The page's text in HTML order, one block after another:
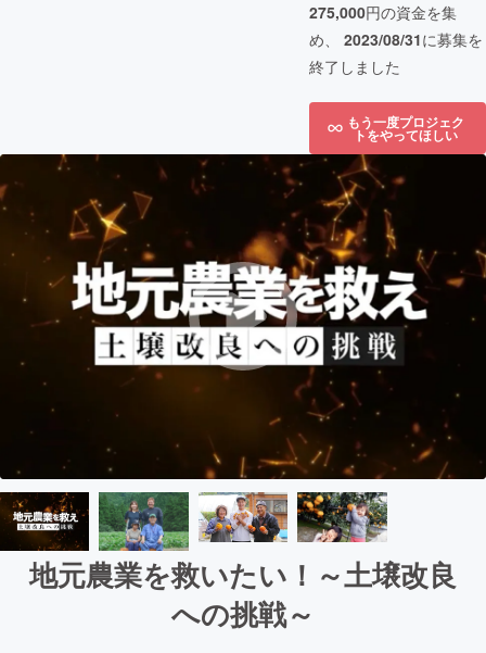
275,000円の資金を集
め、 2023/08/31に募集を
終了しました
もう一度プロジェク
トをやってほしい
地元農業を救いたい！～土壌改良
への挑戦～